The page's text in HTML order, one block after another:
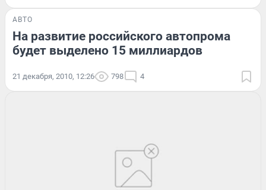
АВТО
На развитие российского автопрома
будет выделено 15 миллиардов
21 декабря, 2010, 12:26 798 4